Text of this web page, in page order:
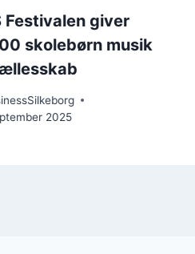
Festivalen giver
skolebørn musik
2025